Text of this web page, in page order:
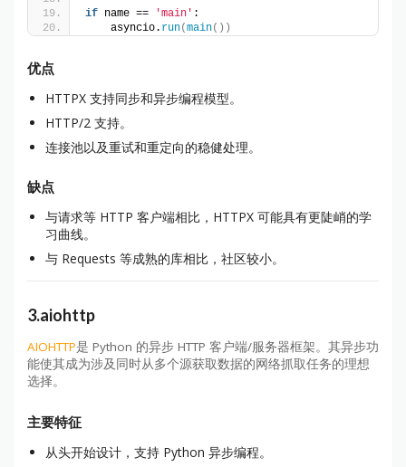
if name == 'main' :
    asyncio.
run(main())
优点
HTTPX 支持同步和异步编程模型。
HTTP/2 支持。
连接池以及重试和重定向的稳健处理。
缺点
与请求等 HTTP 客户端相比，HTTPX 可能具有更陡峭的学
习曲线。
与 Requests 等成熟的库相比，社区较小。
3.aiohttp
AIOHTTP是 Python 的异步 HTTP 客户端/服务器框架。其异步功
能使其成为涉及同时从多个源获取数据的网络抓取任务的理想
选择。
主要特征
从头开始设计，支持 Python 异步编程。